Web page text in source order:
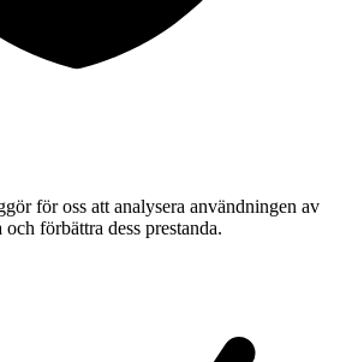
för oss att analysera användningen av
förbättra dess prestanda.